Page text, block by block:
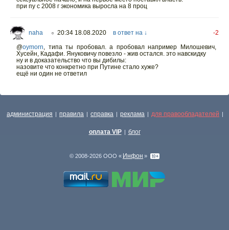
при пу с 2008 г экономика выросла на 8 проц
naha ○ 20:34 18.08.2020 в ответ на ↓
-2
@oymorn
типа ты пробовал. а пробовал например Милошевич,
Хусейн, Кадафи. Януковичу повезло - жив остался. это навскидку
ну и в доказательство что вы дибилы:
назовите что конкретно при Путине стало хуже?
ещё ни один не ответил
администрация | правила | справка | реклама | для правообладателей |
оплата VIP | блог
© 2008-2026 ООО « Инфон »